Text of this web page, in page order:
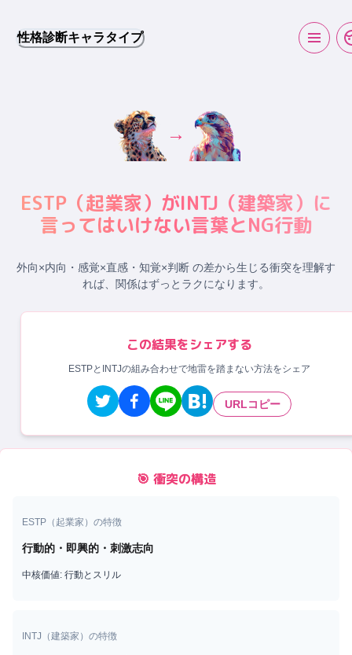
性格診断キャラタイプ
→
ESTP （起業家）がINTJ （建築家）に
言ってはいけない言葉とNG行動
外向×内向・感覚×直感・知覚×判断 の差から生じる衝突を理解す
れば、関係はずっとラクになります。
この結果をシェアする
ESTPとINTJの組み合わせで地雷を踏まない方法をシェア
URLコピー
🎯 衝突の構造
ESTP （ 起業家 ）の特徴
行動的・即興的・刺激志向
中核価値: 行動とスリル
INTJ （建築家 ）の特徴